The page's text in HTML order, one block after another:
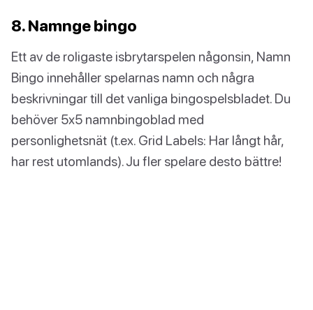
8. Namnge bingo
Ett av de roligaste isbrytarspelen någonsin, Namn
Bingo innehåller spelarnas namn och några
beskrivningar till det vanliga bingospelsbladet. Du
behöver 5x5 namnbingoblad med
personlighetsnät (t.ex. Grid Labels: Har långt hår,
har rest utomlands). Ju fler spelare desto bättre!